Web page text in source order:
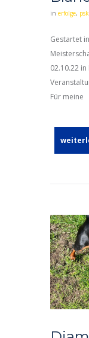
in erfolge, psk
Gestartet
02.10.22
Für meine